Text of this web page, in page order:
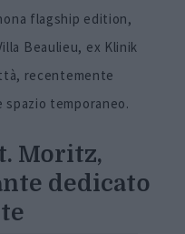
flagship edition,
Beaulieu, ex Klinik
recentemente
temporaneo.
Moritz,
dedicato